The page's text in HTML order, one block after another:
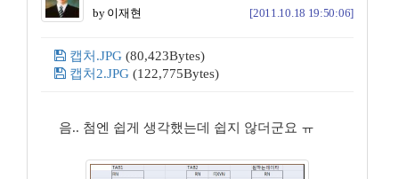
by 이재현 [2011.10.18 19:50:06]
캡처.JPG (80,423Bytes)
캡처2.JPG (122,775Bytes)
음.. 첨엔 쉽게 생각했는데 쉽지 않더군요 ㅠ